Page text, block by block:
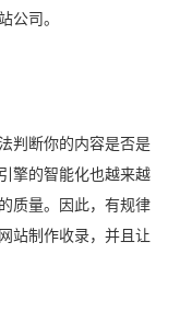
公司。
判断你的内容是否是
擎的智能化也越来越
质量。因此，有规律
站制作收录，并且让